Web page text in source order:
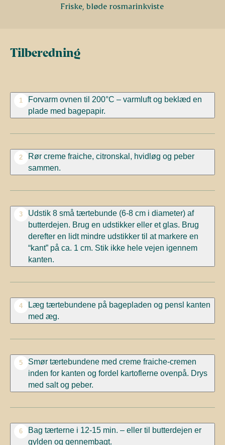
Friske, bløde rosmarinkviste
Tilberedning
1
Forvarm ovnen til 200°C – varmluft og beklæd en
plade med bagepapir.
2
Rør creme fraiche, citronskal, hvidløg og peber
sammen.
3
Udstik 8 små tærtebunde (6-8 cm i diameter) af
butterdejen. Brug en udstikker eller et glas. Brug
derefter en lidt mindre udstikker til at markere en
“kant” på ca. 1 cm. Stik ikke hele vejen igennem
kanten.
4
Læg tærtebundene på bagepladen og pensl kanten
med æg.
5
Smør tærtebundene med creme fraiche-cremen
inden for kanten og fordel kartoflerne ovenpå. Drys
med salt og peber.
6
Bag tærterne i 12-15 min. – eller til butterdejen er
gylden og gennembagt.